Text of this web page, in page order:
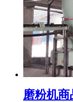
磨粉机商